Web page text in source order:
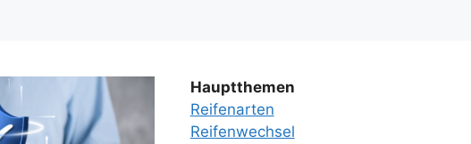
Hauptthemen
Reifenarten
Reifenwechsel